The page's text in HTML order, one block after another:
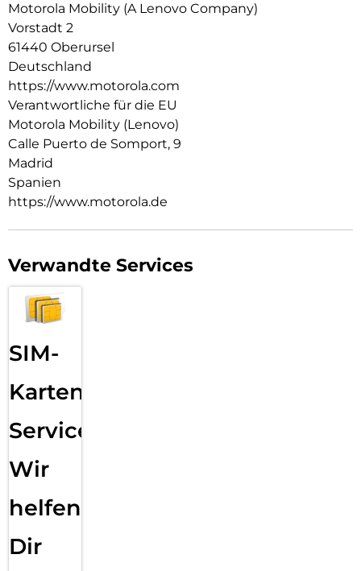
Snapdragon 8 Gen 5 Prozessor der nächsten Generation hast
du die nötige Leistung, um Momente wie nie zuvor
einzufangen. Mit exklusiven, maßgeschneiderten Services
und bis zu sieben Jahren Betriebssystem- und
Sicherheitsupdates wird dein Gesamterlebnis aufgewertet.1
Erwarte das Beste von motorola signature
Motorola Mobility (A Lenovo Company)
Vorstadt 2
61440 Oberursel
Deutschland
https://www.motorola.com
Verantwortliche für die EU
Motorola Mobility (Lenovo)
Calle Puerto de Somport, 9
Madrid
Spanien
https://www.motorola.de
Verwandte Services
SIM-
Karten
Service:
Wir
helfen
Dir